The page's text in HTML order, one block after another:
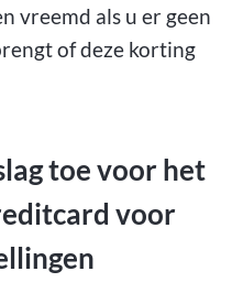
vreemd als u er geen
of deze korting
toe voor het
voor